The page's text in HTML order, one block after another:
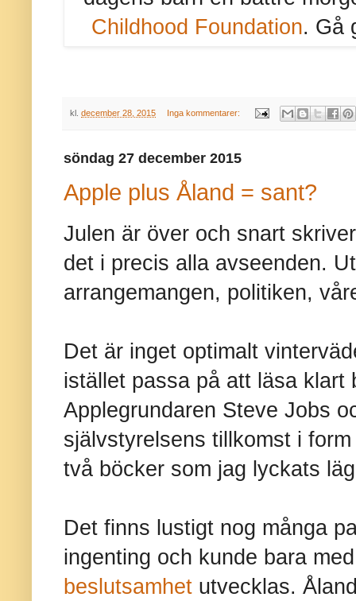
Childhood Foundation. Gå
kl. december 28, 2015 Inga kommentarer:
söndag 27 december 2015
Apple plus Åland = sant?
Julen är över och snart
det i precis alla avseenden.
arrangemangen, politiken,
Det är inget optimalt
istället passa på att läsa klart
Applegrundaren Steve Jobs
självstyrelsens tillkomst i
två böcker som jag lyckats
Det finns lustigt nog många
ingenting och kunde bara
beslutsamhet utvecklas.